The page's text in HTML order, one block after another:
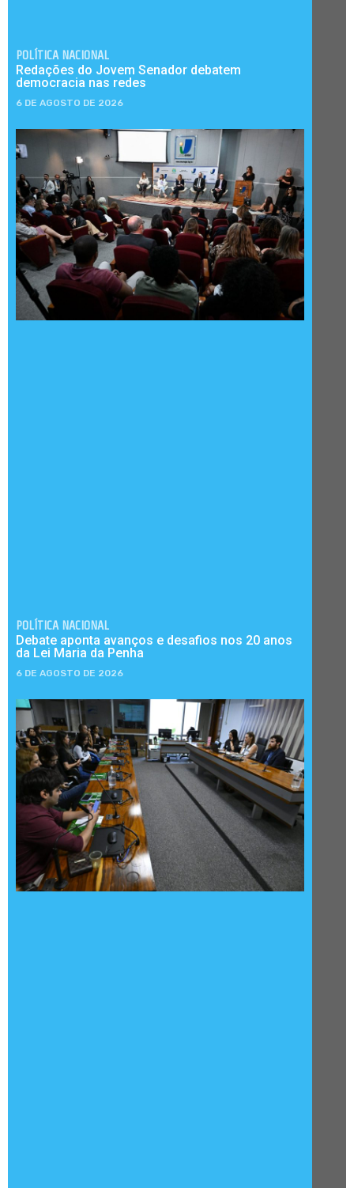
POLÍTICA NACIONAL
Redações do Jovem Senador debatem
democracia nas redes
6 DE AGOSTO DE 2026
POLÍTICA NACIONAL
Debate aponta avanços e desafios nos 20 anos
da Lei Maria da Penha
6 DE AGOSTO DE 2026